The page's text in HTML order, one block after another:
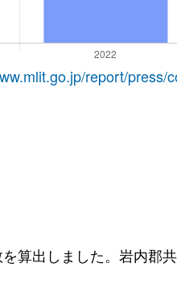
report/press/
算出しました。岩内郡